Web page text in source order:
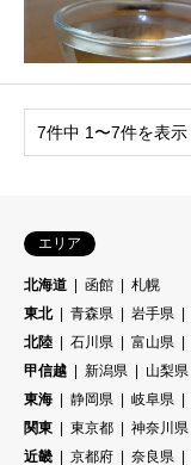
7件中 1〜7件を表示
エリア
北海道 函館
札幌
東北
青森県 岩手県
北陸
石川県 富山県
甲信越
新潟県 山梨県
東海
静岡県 岐阜県
関東
東京都 神奈川県
近畿
京都府 奈良県